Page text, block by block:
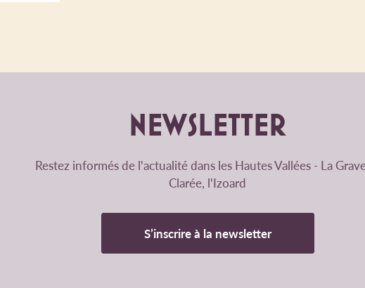
NEWSLETTER
Restez informés de l'actualité dans les Hautes Vallées - La
Clarée, l'Izoard
S’inscrire à la newsletter